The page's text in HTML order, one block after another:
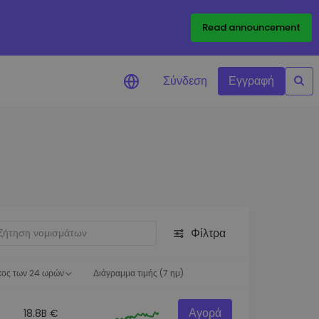
Read announcement
Σύνδεση Εγγραφή
Φίλτρα
των 24 ωρών Διάγραμμα τιμής (7 ημ)
18.8B € Αγορά